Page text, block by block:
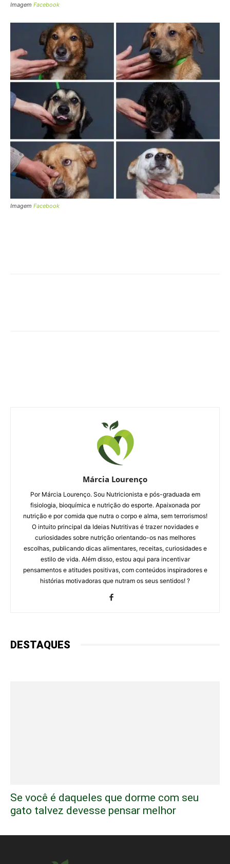
Imagem Facebook
Imagem Facebook
Márcia Lourenço
Por Márcia Lourenço. Sou Nutricionista e pós-graduada em
fisiologia, bioquímica e nutrição do esporte. Apaixonada por
nutrição e por comida que nutra o corpo e alma, sem terrorismos!
O intuito principal da Ideias Nutritivas é trazer novidades e
curiosidades sobre nutrição orientando-os nas melhores
escolhas, publicando dicas alimentares, receitas, curiosidades e
estilo de vida. Além disso, estou aqui para incentivar
pensamentos e atitudes positivas, com conteúdos inspiradores e
histórias motivadoras que nutram os seus sentidos! ?
DESTAQUES
Se você é daqueles que dorme com seu
gato talvez devesse pensar melhor